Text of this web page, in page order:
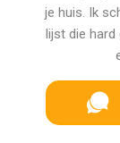
je huis. Ik
lijst die hard